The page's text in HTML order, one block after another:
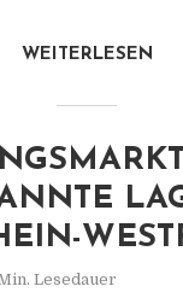
WEITERLESEN
Lesedauer